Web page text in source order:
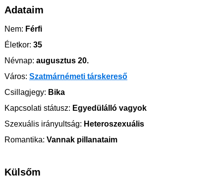
Adataim
Nem: Férfi
Életkor: 35
Névnap: augusztus 20.
Város: Szatmárnémeti társkereső
Csillagjegy: Bika
Kapcsolati státusz: Egyedülálló vagyok
Szexuális irányultság: Heteroszexuális
Romantika: Vannak pillanataim
Külsőm